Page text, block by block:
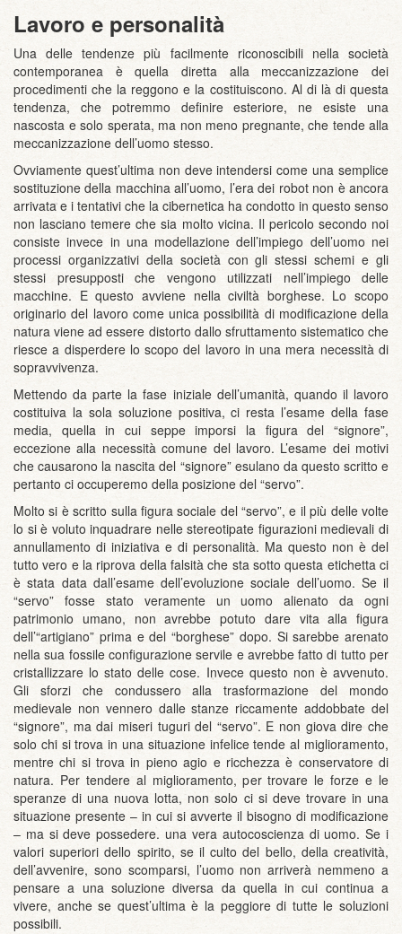
Lavoro e personalità
Una delle tendenze più facilmente riconoscibili nella società
contemporanea è quella diretta alla meccanizzazione dei
procedimenti che la reggono e la costituiscono. Al di là di questa
tendenza, che potremmo definire esteriore, ne esiste una
nascosta e solo sperata, ma non meno pregnante, che tende alla
meccanizzazione dell’uomo stesso.
Ovviamente quest’ultima non deve intendersi come una semplice
sostituzione della macchina all’uomo, l’era dei robot non è ancora
arrivata e i tentativi che la cibernetica ha condotto in questo senso
non lasciano temere che sia molto vicina. Il pericolo secondo noi
consiste invece in una modellazione dell’impiego dell’uomo nei
processi organizzativi della società con gli stessi schemi e gli
stessi presupposti che vengono utilizzati nell’impiego delle
macchine. E questo avviene nella civiltà borghese. Lo scopo
originario del lavoro come unica possibilità di modificazione della
natura viene ad essere distorto dallo sfruttamento sistematico che
riesce a disperdere lo scopo del lavoro in una mera necessità di
sopravvivenza.
Mettendo da parte la fase iniziale dell’umanità, quando il lavoro
costituiva la sola soluzione positiva, ci resta l’esame della fase
media, quella in cui seppe imporsi la figura del “signore”,
eccezione alla necessità comune del lavoro. L’esame dei motivi
che causarono la nascita del “signore” esulano da questo scritto e
pertanto ci occuperemo della posizione del “servo”.
Molto si è scritto sulla figura sociale del “servo”, e il più delle volte
lo si è voluto inquadrare nelle stereotipate figurazioni medievali di
annullamento di iniziativa e di personalità. Ma questo non è del
tutto vero e la riprova della falsità che sta sotto questa etichetta ci
è stata data dall’esame dell’evoluzione sociale dell’uomo. Se il
“servo” fosse stato veramente un uomo alienato da ogni
patrimonio umano, non avrebbe potuto dare vita alla figura
dell’“artigiano” prima e del “borghese” dopo. Si sarebbe arenato
nella sua fossile configurazione servile e avrebbe fatto di tutto per
cristallizzare lo stato delle cose. Invece questo non è avvenuto.
Gli sforzi che condussero alla trasformazione del mondo
medievale non vennero dalle stanze riccamente addobbate del
“signore”, ma dai miseri tuguri del “servo”. E non giova dire che
solo chi si trova in una situazione infelice tende al miglioramento,
mentre chi si trova in pieno agio e ricchezza è conservatore di
natura. Per tendere al miglioramento, per trovare le forze e le
speranze di una nuova lotta, non solo ci si deve trovare in una
situazione presente – in cui si avverte il bisogno di modificazione
– ma si deve possedere. una vera autocoscienza di uomo. Se i
valori superiori dello spirito, se il culto del bello, della creatività,
dell’avvenire, sono scomparsi, l’uomo non arriverà nemmeno a
pensare a una soluzione diversa da quella in cui continua a
vivere, anche se quest’ultima è la peggiore di tutte le soluzioni
possibili.